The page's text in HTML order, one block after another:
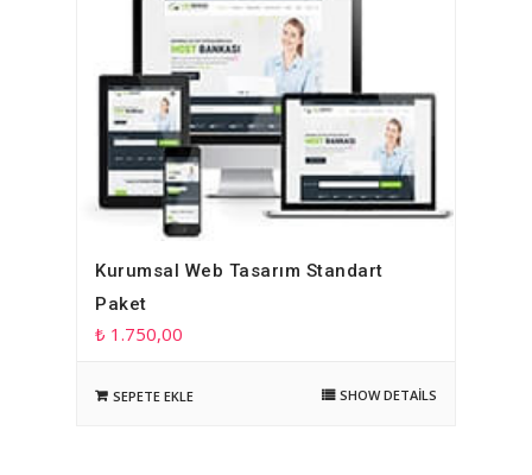
Kurumsal Web Tasarım Standart
Paket
₺ 1.750,00
SEPETE EKLE SHOW DETAILS